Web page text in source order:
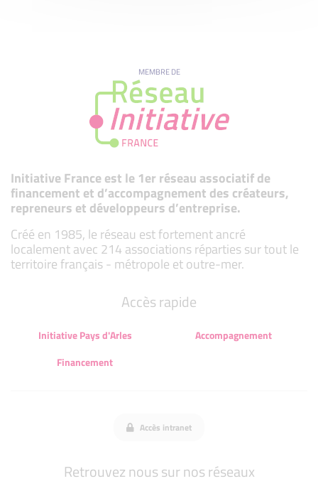
MEMBRE DE
Initiative France est le 1er réseau associatif de
financement et d’accompagnement des créateurs,
repreneurs et développeurs d’entreprise.
Créé en 1985, le réseau est fortement ancré
localement avec 214 associations réparties sur tout le
territoire français - métropole et outre-mer.
Accès rapide
Initiative Pays d'Arles
Accompagnement
Financement
Accès intranet
Retrouvez nous sur nos réseaux